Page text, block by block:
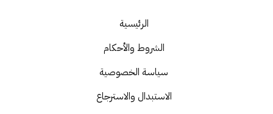
الرئيسية
الشروط والأحكام
سياسة الخصوصية
الاستبدال والاسترجاع